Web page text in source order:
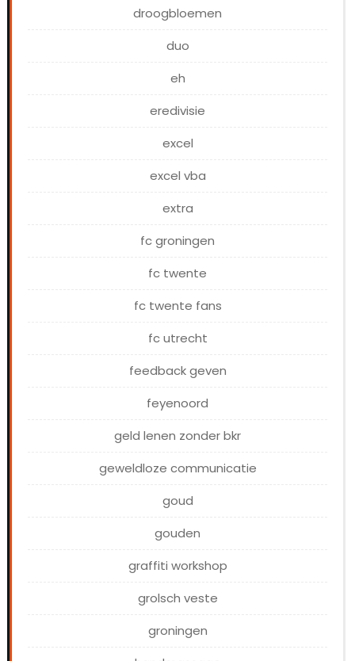
droogbloemen
duo
eh
eredivisie
excel
excel vba
extra
fc groningen
fc twente
fc twente fans
fc utrecht
feedback geven
feyenoord
geld lenen zonder bkr
geweldloze communicatie
goud
gouden
graffiti workshop
grolsch veste
groningen